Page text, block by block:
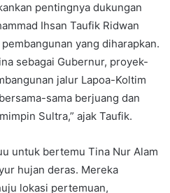
pentingnya dukungan
Ihsan Taufik Ridwan
yang diharapkan.
sebagai Gubernur, proyek-
jalur Lapoa-Koltim
sama berjuang dan
Sultra,” ajak Taufik.
untuk bertemu Tina Nur Alam
hujan deras. Mereka
lokasi pertemuan,